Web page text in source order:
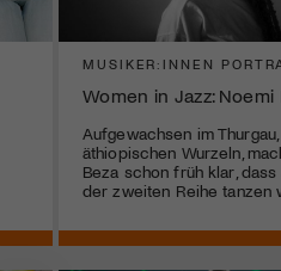
MUSIKER:INNEN
Women in Jazz: Noemi
Aufgewachsen im
äthiopischen Wurzeln,
Beza schon früh klar,
der zweiten Reihe tanzen